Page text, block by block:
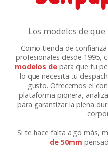
Los modelos de
Como tienda de
profesionales desde 1995,
modelos depara que tu
lo que necesita tu
gusto. Ofrecemos el
plataforma pionera,
para garantizar la plena
Si te hace falta algo más,
de 50mm